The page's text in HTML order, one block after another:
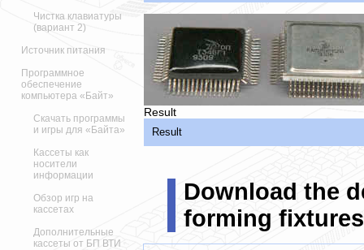
Чистка клавиатуры
(вариант 2)
Источник питания
Программное
обеспечение
компьютера «Байт»
Скачать программы
и игры для «Байта»
Кассеты как
носители
информации
Обзор игр на
кассетах
Дополнительные
кассеты от БП ВТИ
Result
Result
Download the
forming fixtures